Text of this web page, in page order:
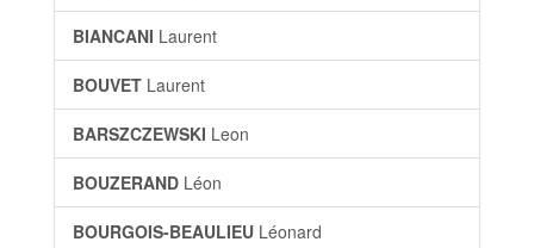
BIANCANI Laurent
BOUVET Laurent
BARSZCZEWSKI Leon
BOUZERAND Léon
BOURGOIS-BEAULIEU Léonard